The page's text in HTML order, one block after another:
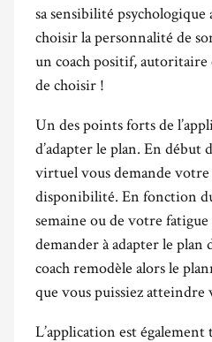
sa sensibilité psychologique
choisir la personnalité de
un coach positif, autoritaire
de choisir !
Un des points forts de
d’adapter le plan. En début
virtuel vous demande
disponibilité. En fonction
semaine ou de votre
demander à adapter le plan
coach remodèle alors le
que vous puissiez
L’application est